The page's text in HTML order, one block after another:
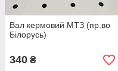
Вал кермовий МТЗ (пр.во
Білорусь)
340 ₴